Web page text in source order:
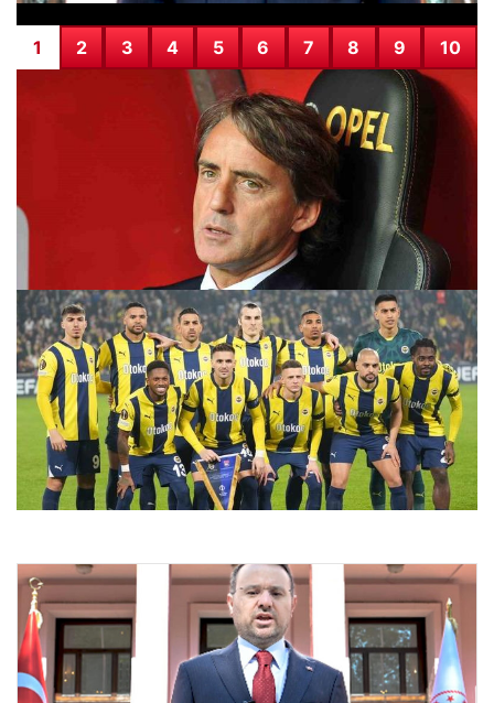
1 2 3 4 5 6 7 8 9 10
İtalya Milli Takımı’nda ikinci Roberto Mancini dönemi
29.07.2026 07:59
Fenerbahçe’nin Rekor Bedelle Satış Yaptığı Oyuncu,
Galatasaray ile Anlaşma Sürecinde
27.07.2026 09:59